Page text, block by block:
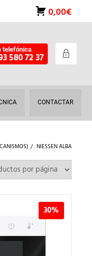
0,00€
telefónica
580 72 37
CONTACTAR
NIESSEN ALBA
30%